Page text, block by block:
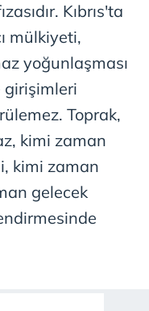
Kıbrıs'ta
mülkiyeti,
yoğunlaşması
girişimleri
Toprak,
kimi zaman
kimi zaman
gelecek